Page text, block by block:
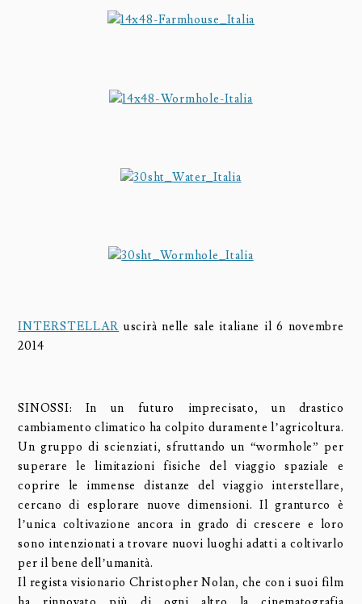
INTERSTELLAR uscirà nelle sale italiane il 6 novembre
2014
SINOSSI: In un futuro imprecisato, un drastico
cambiamento climatico ha colpito duramente l’agricoltura.
Un gruppo di scienziati, sfruttando un “wormhole” per
superare le limitazioni fisiche del viaggio spaziale e
coprire le immense distanze del viaggio interstellare,
cercano di esplorare nuove dimensioni. Il granturco è
l’unica coltivazione ancora in grado di crescere e loro
sono intenzionati a trovare nuovi luoghi adatti a coltivarlo
per il bene dell’umanità.
Il regista visionario Christopher Nolan, che con i suoi film